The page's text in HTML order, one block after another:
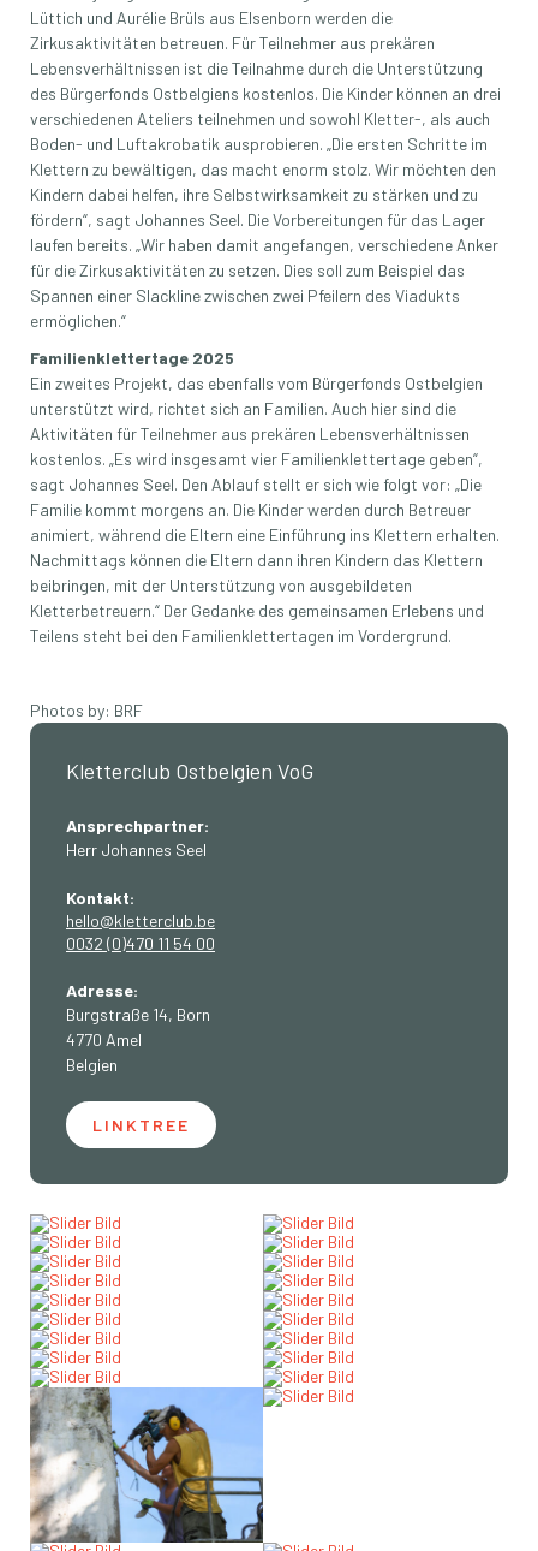
Lüttich und Aurélie Brüls aus Elsenborn werden die
Zirkusaktivitäten betreuen. Für Teilnehmer aus prekären
Lebensverhältnissen ist die Teilnahme durch die Unterstützung
des Bürgerfonds Ostbelgiens kostenlos. Die Kinder können an drei
verschiedenen Ateliers teilnehmen und sowohl Kletter-, als auch
Boden- und Luftakrobatik ausprobieren. „Die ersten Schritte im
Klettern zu bewältigen, das macht enorm stolz. Wir möchten den
Kindern dabei helfen, ihre Selbstwirksamkeit zu stärken und zu
fördern“, sagt Johannes Seel. Die Vorbereitungen für das Lager
laufen bereits. „Wir haben damit angefangen, verschiedene Anker
für die Zirkusaktivitäten zu setzen. Dies soll zum Beispiel das
Spannen einer Slackline zwischen zwei Pfeilern des Viadukts
ermöglichen.“
Familienklettertage 2025
Ein zweites Projekt, das ebenfalls vom Bürgerfonds Ostbelgien
unterstützt wird, richtet sich an Familien. Auch hier sind die
Aktivitäten für Teilnehmer aus prekären Lebensverhältnissen
kostenlos. „Es wird insgesamt vier Familienklettertage geben“,
sagt Johannes Seel. Den Ablauf stellt er sich wie folgt vor: „Die
Familie kommt morgens an. Die Kinder werden durch Betreuer
animiert, während die Eltern eine Einführung ins Klettern erhalten.
Nachmittags können die Eltern dann ihren Kindern das Klettern
beibringen, mit der Unterstützung von ausgebildeten
Kletterbetreuern.“ Der Gedanke des gemeinsamen Erlebens und
Teilens steht bei den Familienklettertagen im Vordergrund.
Photos by: BRF
Kletterclub Ostbelgien VoG
Ansprechpartner:
Herr Johannes Seel
Kontakt:
hello@kletterclub.be
0032 (0)470 11 54 00
Adresse:
Burgstraße 14, Born
4770 Amel
Belgien
LINKTREE